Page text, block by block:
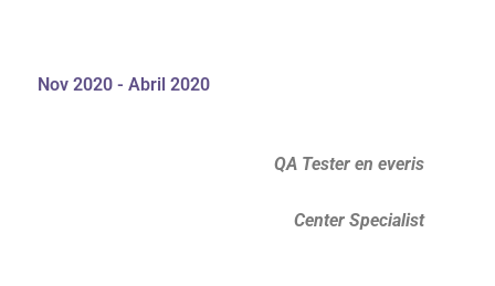
Nov 2020 - Abril 2020
QA Tester en everis
Center Specialist